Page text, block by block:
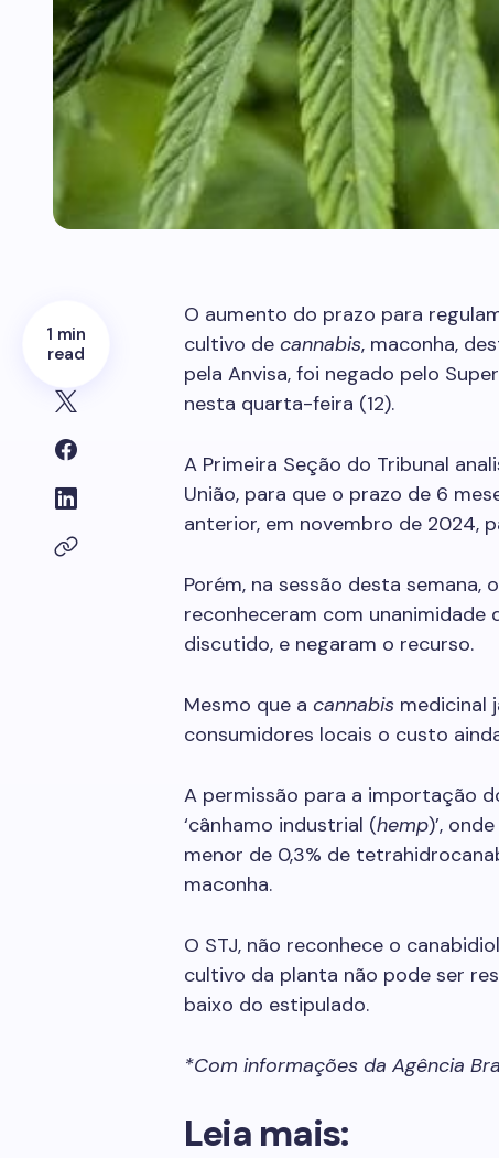
1 min
read
O aumento do prazo para
cultivo de cannabis, maconha,
pela Anvisa, foi negado pelo
nesta quarta-feira (12).
A Primeira Seção do Tribunal
União, para que o prazo de 6
anterior, em novembro de 2024,
Porém, na sessão desta
reconheceram com unanimidade
discutido, e negaram o recurso.
Mesmo que a cannabis medicinal
consumidores locais o custo
A permissão para a importação
‘cânhamo industrial (hemp)’,
menor de 0,3% de
maconha.
O STJ, não reconhece o
cultivo da planta não pode ser
baixo do estipulado.
*Com informações da Agência
Leia mais: